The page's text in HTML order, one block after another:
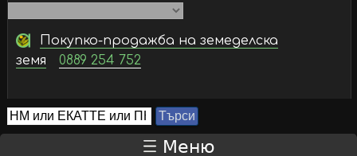
Покупко-продажба на земеделска
земя
0889 254 752
S
Т
ъ
Меню